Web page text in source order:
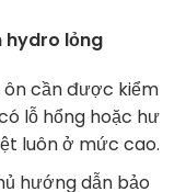
hydro lỏng
ôn cần được kiểm
lỗ hổng hoặc hư
luôn ở mức cao.
hướng dẫn bảo